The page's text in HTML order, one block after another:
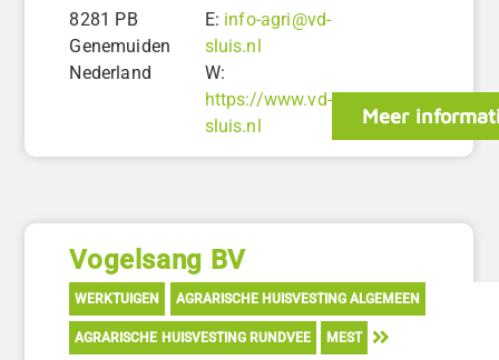
8281 PB
Genemuiden
Nederland
E: info-agri@vd-
sluis.nl
W:
https://www.vd-
sluis.nl
Meer
Vogelsang BV
WERKTUIGEN AGRARISCHE HUISVESTING ALGEMEEN
AGRARISCHE HUISVESTING RUNDVEE MEST